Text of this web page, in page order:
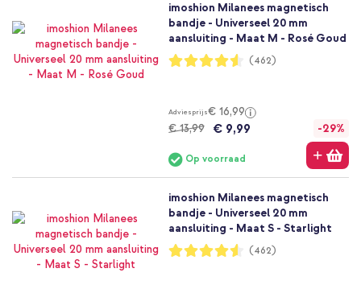
imoshion Milanees magnetisch
bandje - Universeel 20 mm
aansluiting - Maat M - Rosé Goud
Waardering:
91%
(462)
Adviesprijs€ 16,99
€ 13,99
€ 9,99 -29%
Op voorraad
imoshion Milanees magnetisch
bandje - Universeel 20 mm
aansluiting - Maat S - Starlight
Waardering:
91%
(462)